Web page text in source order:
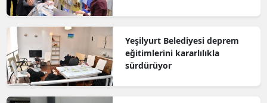
Yeşilyurt Belediyesi deprem
eğitimlerini kararlılıkla
sürdürüyor